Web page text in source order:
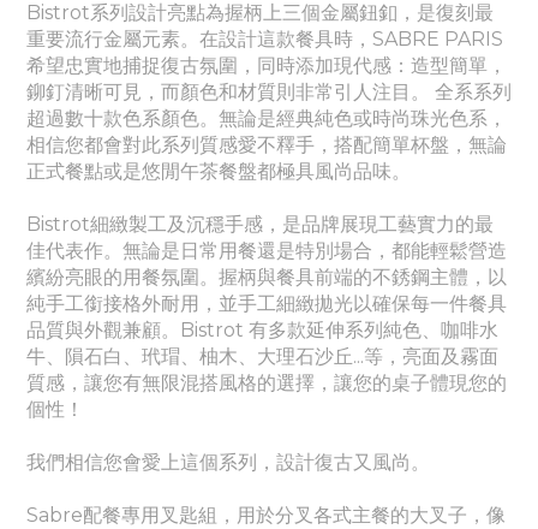
Bistrot系列設計亮點為握柄上三個金屬鈕釦，是復刻最
重要流行金屬元素。 在設計這款餐具時，SABRE PARIS
希望忠實地捕捉復古氛圍，同時添加現代感：造型簡單，
鉚釘清晰可見，而顏色和材質則非常引人注目。 全系系列
超過數十款色系顏色。無論是經典純色或時尚珠光色系，
相信您都會對此系列質感愛不釋手，搭配簡單杯盤，無論
正式餐點或是悠閒午茶餐盤都極具風尚品味。
Bistrot細緻製工及沉穩手感，是品牌展現工藝實力的最
佳代表作。 無論是日常用餐還是特別場合，都能輕鬆營造
繽紛亮眼的用餐氛圍。 握柄與餐具前端的不銹鋼主體，以
純手工銜接格外耐用，並手工細緻拋光以確保每一件餐具
品質與外觀兼顧。Bistrot 有多款延伸系列純色、 咖啡水
牛、隕石白、玳瑁、柚木、大理石沙丘...等，亮面及霧面
質感 ，讓您有無限混搭風格的選擇，讓您的桌子體現您的
個性！
我們相信您會愛上這個系列，設計復古又風尚。
Sabre配餐專用叉匙組，用於分叉各式主餐的大叉子，像